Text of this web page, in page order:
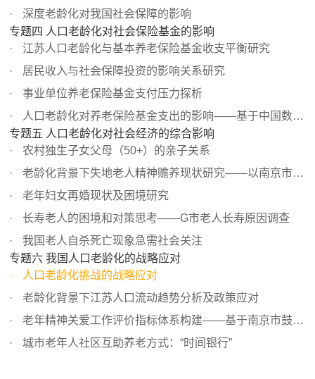
深度老龄化对我国社会保障的影响
专题四 人口老龄化对社会保险基金的影响
江苏人口老龄化与基本养老保险基金收支平衡研究
居民收入与社会保障投资的影响关系研究
事业单位养老保险基金支付压力探析
人口老龄化对养老保险基金支出的影响——基于中国数据的实...
专题五 人口老龄化对社会经济的综合影响
农村独生子女父母（50+）的亲子关系
老龄化背景下失地老人精神赡养现状研究——以南京市GX失地...
老年妇女再婚现状及困境研究
长寿老人的困境和对策思考——G市老人长寿原因调查
我国老人自杀死亡现象急需社会关注
专题六 我国人口老龄化的战略应对
人口老龄化挑战的战略应对
老龄化背景下江苏人口流动趋势分析及政策应对
老年精神关爱工作评价指标体系构建——基于南京市鼓楼区的...
城市老年人社区互助养老方式：“时间银行”